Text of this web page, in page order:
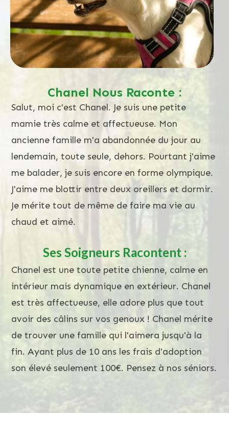
Chanel Nous Raconte :
Salut, moi c'est Chanel. Je suis une petite
mamie très calme et affectueuse. Mon
ancienne famille m'a abandonnée du jour au
lendemain, toute seule, dehors. Pourtant j'aime
me balader, je suis encore en forme olympique.
J'aime me blottir entre deux oreillers et dormir.
Je mérite tout de même de faire ma vie au
chaud et aimé.
Ses Soigneurs Racontent :
Chanel est une toute petite chienne, calme en
intérieur mais dynamique en extérieur. Chanel
est très affectueuse, elle adore plus que tout
avoir des câlins sur vos genoux ! Chanel mérite
de trouver une famille qui l'aimera jusqu'à la
fin. Ayant plus de 10 ans les frais d'adoption
son élevé seulement 100€. Pensez à nos séniors.